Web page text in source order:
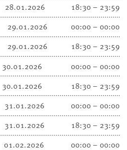
28.01.2026
18:30 – 23:59
29.01.2026
00:00 – 00:00
29.01.2026
18:30 – 23:59
30.01.2026
00:00 – 00:00
30.01.2026
18:30 – 23:59
31.01.2026
00:00 – 00:00
31.01.2026
18:30 – 23:59
01.02.2026 00:00 – 00:00